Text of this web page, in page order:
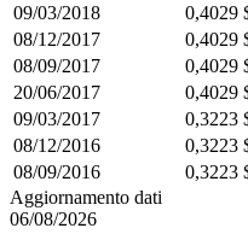
09/03/2018
0,4029
08/12/2017
0,4029
08/09/2017
0,4029
20/06/2017
0,4029
09/03/2017
0,3223
08/12/2016
0,3223
08/09/2016
0,3223
Aggiornamento dati
06/08/2026